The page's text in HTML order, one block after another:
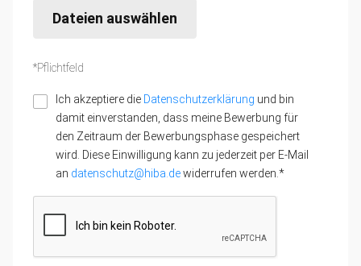
Dateien auswählen
*Pflichtfeld
Ich akzeptiere die Datenschutzerklärung und bin
damit einverstanden, dass meine Bewerbung für
den Zeitraum der Bewerbungsphase gespeichert
wird. Diese Einwilligung kann zu jederzeit per E-Mail
an datenschutz@hiba.dewiderrufen werden.*